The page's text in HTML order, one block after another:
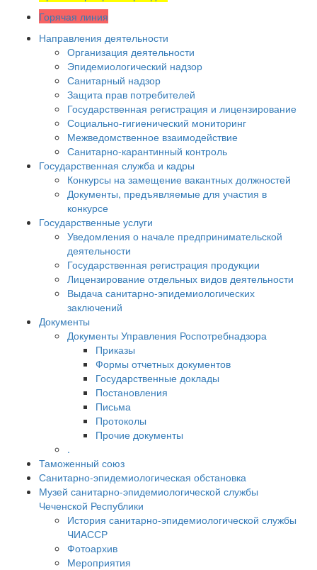
Горячая линия
Направления деятельности
Организация деятельности
Эпидемиологический надзор
Санитарный надзор
Защита прав потребителей
Государственная регистрация и лицензирование
Социально-гигиенический мониторинг
Межведомственное взаимодействие
Санитарно-карантинный контроль
Государственная служба и кадры
Конкурсы на замещение вакантных должностей
Документы, предъявляемые для участия в
конкурсе
Государственные услуги
Уведомления о начале предпринимательской
деятельности
Государственная регистрация продукции
Лицензирование отдельных видов деятельности
Выдача санитарно-эпидемиологических
заключений
Документы
Документы Управления Роспотребнадзора
Приказы
Формы отчетных документов
Государственные доклады
Постановления
Письма
Протоколы
Прочие документы
.
Таможенный союз
Санитарно-эпидемиологическая обстановка
Музей санитарно-эпидемиологической службы
Чеченской Республики
История санитарно-эпидемиологической службы
ЧИАССР
Фотоархив
Мероприятия